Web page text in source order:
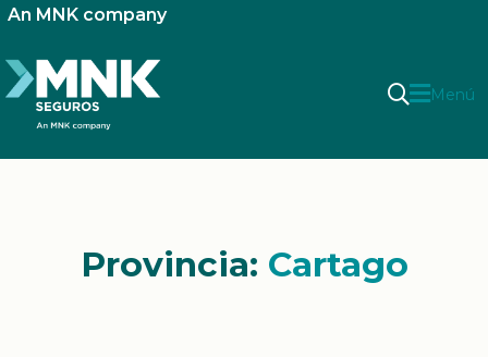
An MNK company
Menú
Provincia: Cartago